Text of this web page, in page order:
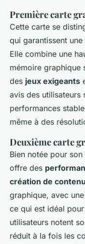
Première carte
Cette carte se
qui garantissent
Elle combine une
mémoire graphique
des jeux exigeants
avis des utilisateurs
performances
même à des
Deuxième carte
Bien notée pour
offre des
création de contenu
graphique, avec
ce qui est idéal
utilisateurs notent
réduit à la fois les